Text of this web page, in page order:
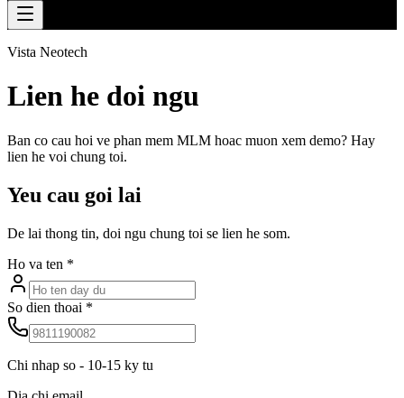
Vista Neotech
Lien he doi ngu
Ban co cau hoi ve phan mem MLM hoac muon xem demo? Hay
lien he voi chung toi.
Yeu cau goi lai
De lai thong tin, doi ngu chung toi se lien he som.
Ho va ten *
So dien thoai *
Chi nhap so - 10-15 ky tu